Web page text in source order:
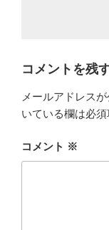
コメントを残
メールアドレス
いている欄は必
コメント ※